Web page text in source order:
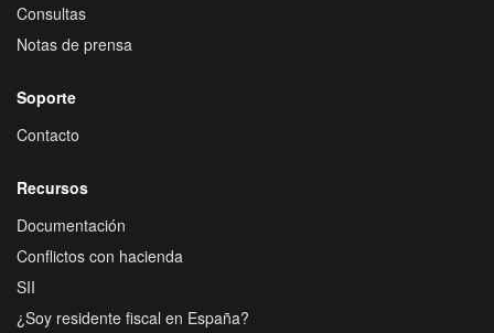
Consultas
Notas de prensa
Soporte
Contacto
Recursos
Documentación
Conflictos con hacienda
SII
¿Soy residente fiscal en España?